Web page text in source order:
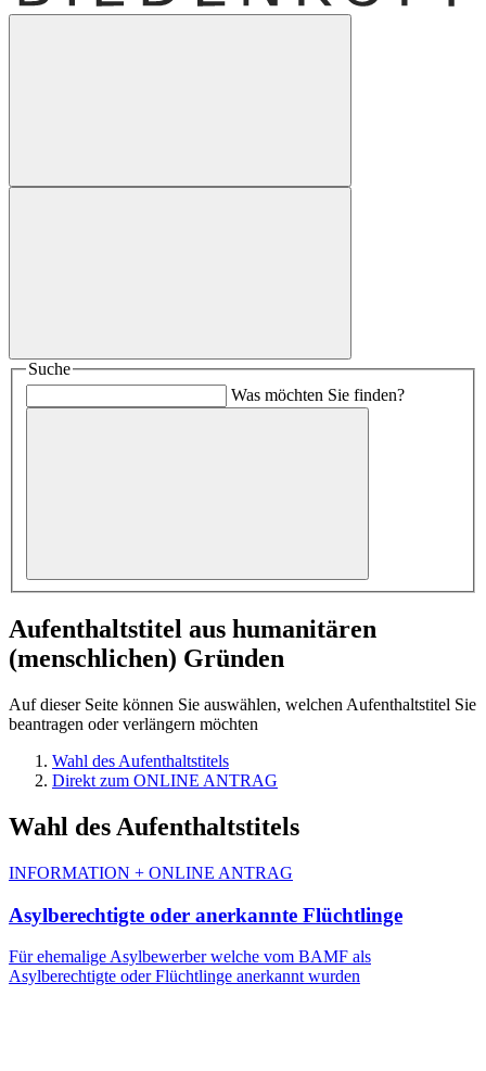
Suche
Was möchten Sie finden?
Aufenthaltstitel aus humanitären
(menschlichen) Gründen
Auf dieser Seite können Sie auswählen, welchen Aufenthaltstitel Sie
beantragen oder verlängern möchten
Wahl des Aufenthaltstitels
Direkt zum ONLINE ANTRAG
Wahl des Aufenthaltstitels
INFORMATION + ONLINE ANTRAG
Asylberechtigte oder anerkannte Flüchtlinge
Für ehemalige Asylbewerber welche vom BAMF als
Asylberechtigte oder Flüchtlinge anerkannt wurden